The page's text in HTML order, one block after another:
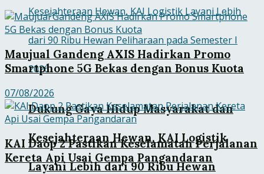
Dukung Gaya Hidup Masyarakat dan
Kesejahteraan Hewan, KAI Logistik
Layani Lebih dari 90 Ribu Hewan
Maujual Gandeng AXIS Hadirkan Promo
Smartphone 5G Bekas dengan Bonus Kuota
07/08/2026
KAI Daop 2 Pastikan Keselamatan Perjalanan
Kereta Api Usai Gempa Pangandaran